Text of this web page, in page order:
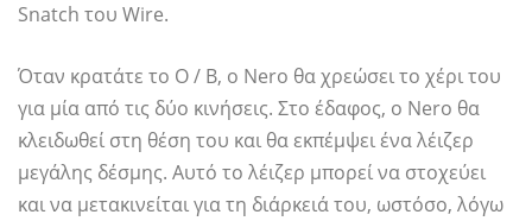
Snatch του Wire.
Όταν κρατάτε το O / B, ο Nero θα χρεώσει το χέρι του
για μία από τις δύο κινήσεις. Στο έδαφος, ο Nero θα
κλειδωθεί στη θέση του και θα εκπέμψει ένα λέιζερ
μεγάλης δέσμης. Αυτό το λέιζερ μπορεί να στοχεύει
και να μετακινείται για τη διάρκειά του, ωστόσο, λόγω